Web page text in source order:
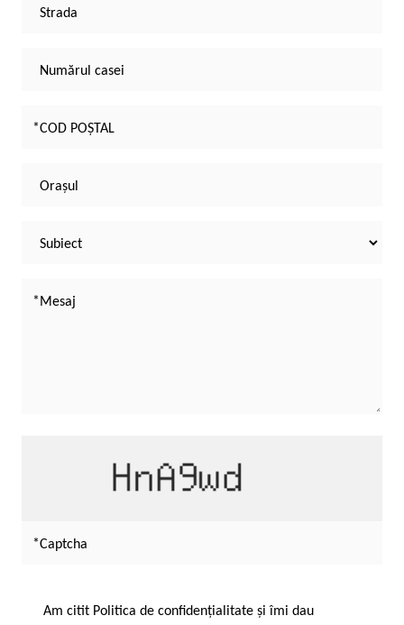
Strada
Numărul casei
COD POȘTAL
Orașul
Subiect
Mesaj
Captcha
Am citit Politica de confidențialitate și îmi dau